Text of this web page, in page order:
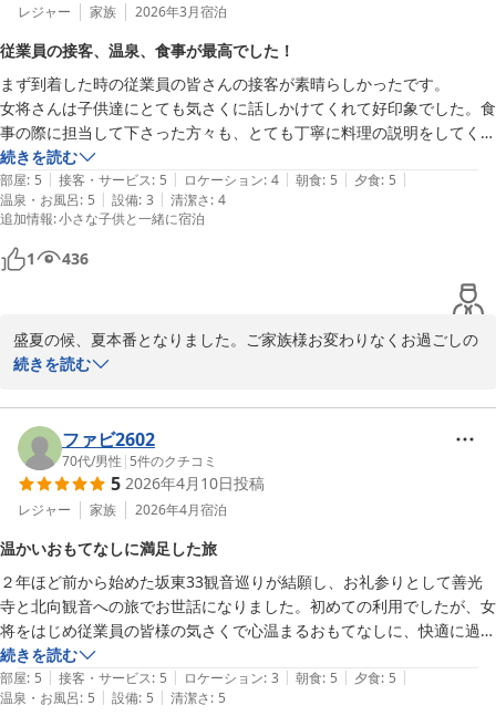
お越しくださったとのこと。親孝行の娘さんの心、お二人の笑顔に
長年続けていたお仕事を頑張ったでたので、今度は違うお仕事をな
さりたいとのこと。過ごしのんびりなさり新しいお仕事を始められ
た頃でしょうか？また、ゆっくりしたい時には当館を思い出して頂
ければ幸いでございます。またのご来館スタッフ一同「お帰りなさ
い」と言う気持ちで心よりお待ちしております。
厳しき暑さが続きます。くれぐれもご自愛下さいませ。
中松屋旅館
九代目　女将　土井康子
レジャー 家族 2026年3月宿泊
従業員の接客、温泉、食事が最高でした！
まず到着した時の従業員の皆さんの接客が素晴らしかったです。
女将さんは子供達にとても気さくに話しかけてくれて好印象でした。食
事の際に担当して下さった方々も、とても丁寧に料理の説明をしてくだ
さったり、とても心地よい空間で美味しく頂くことができました。
部屋の掛け流し温泉は湯の花たっぷりで最高でした！お部屋もリニュー
アルされていてとても綺麗で掃除も行き届いてました。アメニティもベ
ージュの個包装で揃えていてとても綺麗でした。
夕食も朝食もどれもこれも美味しくて、子供達は初めて食べる食材に興
味津々で、家族の会話も増え楽しい食事の場となりました。
また絶対中松屋さんに来たい！と家族全員が思える宿でした。ありがと
うございました。
続きを読む
部屋: 5 | 接客・サービス: 5 | ロケーション: 4 | 朝食: 5 | 夕食: 5 |
温泉・お風呂: 5 | 設備: 3 | 清潔さ: 4
追加情報:小さな子供と一緒に宿泊
1 436
盛夏の候、夏本番となりました。ご家族様お変わりなくお過ごしの
事と存じます。
ました事心より感謝申し上げます。
また、この度は大変嬉しいお言葉を頂戴しスタッフ一同嬉しく拝読
させて頂きました。この様な心温まるお言葉を頂戴致しますと私共
の明日への励みとなります。重ねて御礼申し上げます。
とっても素敵なご家族様で私共も楽しいひと時を過ごさせて頂きま
お話してくださり、お帰りの際にはこんにゃくパークに行かれると
の事。明るいご家族様の笑顔が忘れられません。お子様もとっても
素敵でこれからの成長を私共も楽しみにしております。
また、信州にいらっしゃる際には当館を思い出して頂けると幸いで
ございます。またのご来館スタッフ一同「お帰りなさい」と言う気
持ちで心よりお待ちしております。
厳しい暑さが続きます。くれぐれもご自愛くださいませ。
続きを読む
ファビ2602
70代/男性 | 5件のクチコミ
5 2026年4月10日投稿
レジャー 家族 2026年4月宿泊
温かいおもてなしに満足した旅
２年ほど前から始めた坂東33観音巡りが結願し、お礼参りとして善光
寺と北向観音への旅でお世話になりました。初めての利用でしたが、女
将をはじめ従業員の皆様の気さくで心温まるおもてなしに、快適に過ご
すことが出来ました。丁寧に手をかけて作られたお料理、お掃除が行き
届いたお部屋、良質な泉質のお風呂、とても満足して帰宅の途につきま
した。ありがとうございました。
続きを読む
部屋: 5 | 接客・サービス: 5 | ロケーション: 3 | 朝食: 5 | 夕食: 5 |
温泉・お風呂: 5 | 設備: 5 | 清潔さ: 5